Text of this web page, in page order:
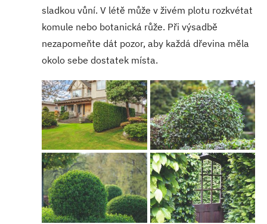
sladkou vůní. V létě může v živém plotu rozkvétat
komule nebo botanická růže. Při výsadbě
nezapomeňte dát pozor, aby každá dřevina měla
okolo sebe dostatek místa.